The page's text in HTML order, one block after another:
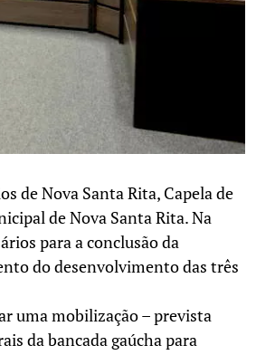
de Nova Santa Rita, Capela de
de Nova Santa Rita. Na
para a conclusão da
do desenvolvimento das três
uma mobilização – prevista
da bancada gaúcha para